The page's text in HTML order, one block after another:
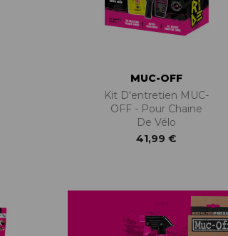
MUC-OFF
Kit D'entretien MUC-
OFF - Pour Chaine
De Vélo
41,99 €